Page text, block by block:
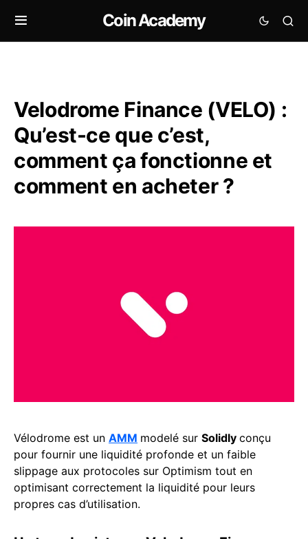
Coin Academy
Velodrome Finance (VELO) :
Qu’est-ce que c’est,
comment ça fonctionne et
comment en acheter ?
Vélodrome est un AMM modelé sur Solidly conçu
pour fournir une liquidité profonde et un faible
slippage aux protocoles sur Optimism tout en
optimisant correctement la liquidité pour leurs
propres cas d’utilisation.